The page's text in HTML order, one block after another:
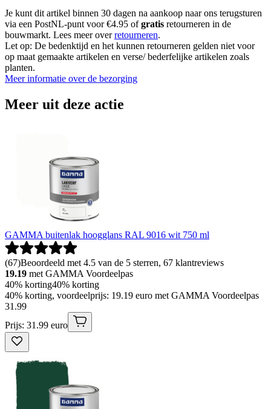
Je kunt dit artikel binnen 30 dagen na aankoop naar ons terugsturen
via een PostNL-punt voor €4.95 ofgratis retourneren in de
bouwmarkt. Lees meer overretourneren.
Let op: De bedenktijd en het kunnen retourneren gelden niet voor
op maat gemaakte artikelen en verse/ bederfelijke artikelen zoals
planten.
Meer informatie over de bezorging
Meer uit deze actie
GAMMA buitenlak hoogglans RAL 9016 wit 750 ml
(67)Beoordeeld met 4.5 van de 5 sterren, 67 klantreviews
19.19 met GAMMA Voordeelpas
40% korting40% korting
40% korting, voordeelprijs: 19.19 euro met GAMMA Voordeelpas
31.99
Prijs: 31.99 euro